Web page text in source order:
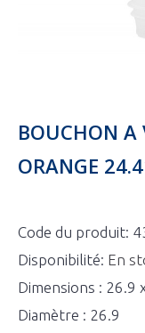
BOUCHON A
ORANGE
Code du produit:
Disponibilité: En
Dimensions : 26.9
Diamètre : 26.9